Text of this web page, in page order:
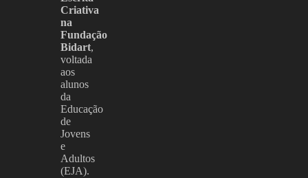
Criativa
na
Fundação
Bidart,
voltada
aos
alunos
da
Educação
de
Jovens
e
Adultos
(EJA).